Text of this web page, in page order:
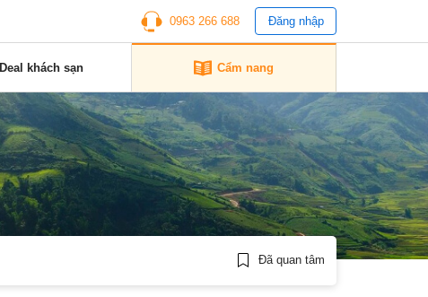
0963 266 688 Đăng nhập
Deal khách sạn Cẩm nang
Đã quan tâm